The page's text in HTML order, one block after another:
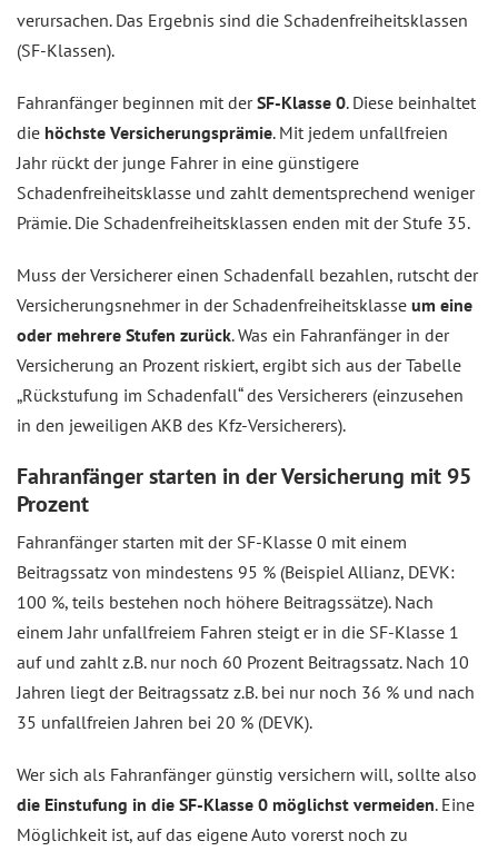
verursachen. Das Ergebnis sind die Schadenfreiheitsklassen
(SF-Klassen).
Fahranfänger beginnen mit derSF-Klasse 0. Diese beinhaltet
die höchste Versicherungsprämie. Mit jedem unfallfreien
Jahr rückt der junge Fahrer in eine günstigere
Schadenfreiheitsklasse und zahlt dementsprechend weniger
Prämie. Die Schadenfreiheitsklassen enden mit der Stufe 35.
Muss der Versicherer einen Schadenfall bezahlen, rutscht der
Versicherungsnehmer in der Schadenfreiheitsklasse um eine
oder mehrere Stufen zurück. Was ein Fahranfänger in der
Versicherung an Prozent riskiert, ergibt sich aus der Tabelle
„Rückstufung im Schadenfall“ des Versicherers (einzusehen
in den jeweiligen AKB des Kfz-Versicherers).
Fahranfänger starten in der Versicherung mit 95
Prozent
Fahranfänger starten mit der SF-Klasse 0 mit einem
Beitragssatz von mindestens 95 % (Beispiel Allianz, DEVK:
100 %, teils bestehen noch höhere Beitragssätze). Nach
einem Jahr unfallfreiem Fahren steigt er in die SF-Klasse 1
auf und zahlt z.B. nur noch 60 Prozent Beitragssatz. Nach 10
Jahren liegt der Beitragssatz z.B. bei nur noch 36 % und nach
35 unfallfreien Jahren bei 20 % (DEVK).
Wer sich als Fahranfänger günstig versichern will, sollte also
die Einstufung in die SF-Klasse 0 möglichst vermeiden. Eine
Möglichkeit ist, auf das eigene Auto vorerst noch zu